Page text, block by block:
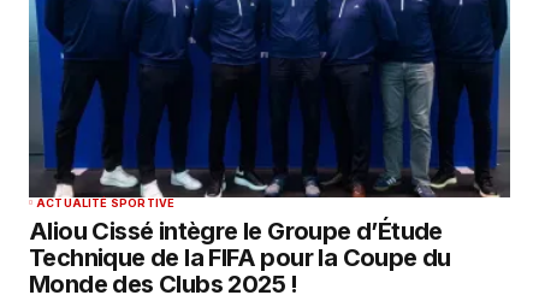
ACTUALITÉ SPORTIVE
Aliou Cissé intègre le Groupe d’Étude
Technique de la FIFA pour la Coupe du
Monde des Clubs 2025 !